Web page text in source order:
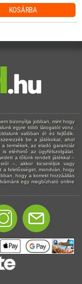
KOSÁRBA
bizonyítja jobban, mint hogy
egyre több látogatót vonz,
valóban él és fejlődik.
be a játékokat, ahol
termékek, az eladó garanciát
elérhető az ügyfélszolgálat.
a tőlünk rendelt játékkal –
–, akkor kicseréljük vagy
a felelősséget, mondván, hogy
hogy a korrekt hozzáállás
egy megbízható online